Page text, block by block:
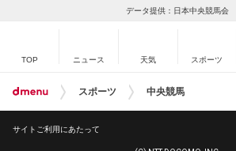
データ提供：日本中央競馬会
TOP ニュース 天気 スポーツ
スポーツ 中央競馬
サイトご利用にあたって